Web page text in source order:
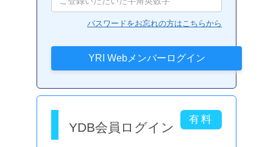
パスワードをお忘れの方はこちらから
YDB会員ログイン